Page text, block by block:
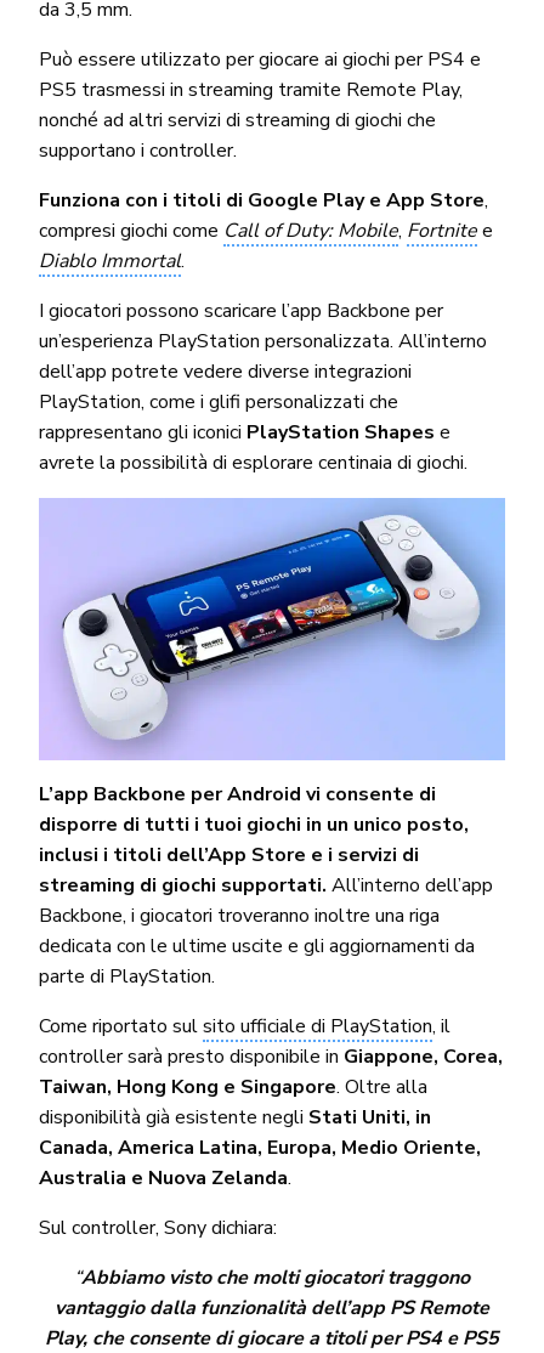
da 3,5 mm.
Può essere utilizzato per giocare ai giochi per PS4 e
PS5 trasmessi in streaming tramite Remote Play,
nonché ad altri servizi di streaming di giochi che
supportano i controller.
Funziona con i titoli di Google Play e App Store,
compresi giochi come Call of Duty: Mobile, Fortnitee
Diablo Immortal.
I giocatori possono scaricare l’app Backbone per
un’esperienza PlayStation personalizzata. All’interno
dell’app potrete vedere diverse integrazioni
PlayStation, come i glifi personalizzati che
rappresentano gli iconici PlayStation Shapes e
avrete la possibilità di esplorare centinaia di giochi.
L’app Backbone per Android vi consente di
disporre di tutti i tuoi giochi in un unico posto,
inclusi i titoli dell’App Store e i servizi di
streaming di giochi supportati. All’interno dell’app
Backbone, i giocatori troveranno inoltre una riga
dedicata con le ultime uscite e gli aggiornamenti da
parte di PlayStation.
Come riportato sulsito ufficiale di PlayStation, il
controller sarà presto disponibile in Giappone, Corea,
Taiwan, Hong Kong e Singapore. Oltre alla
disponibilità già esistente negli Stati Uniti, in
Canada, America Latina, Europa, Medio Oriente,
Australia e Nuova Zelanda.
Sul controller, Sony dichiara:
“Abbiamo visto che molti giocatori traggono
vantaggio dalla funzionalità dell’app PS Remote
Play, che consente di giocare a titoli per PS4 e PS5